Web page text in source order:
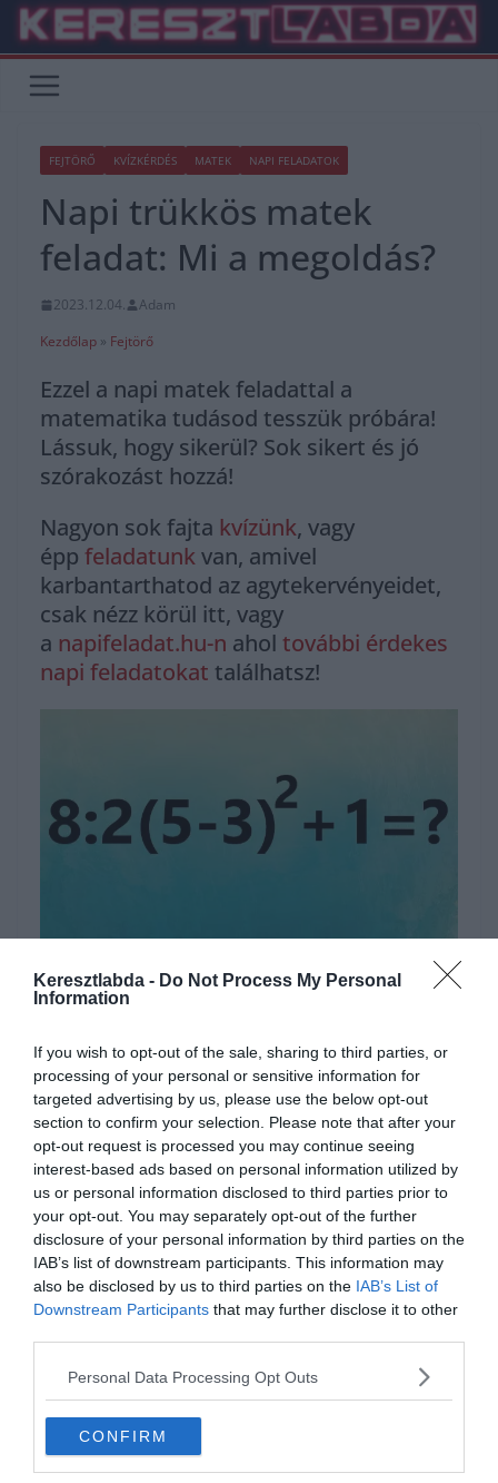
Keresztlabda - Do Not Process My Personal
Information
If you wish to opt-out of the sale, sharing to third parties, or
processing of your personal or sensitive information for
targeted advertising by us, please use the below opt-out
section to confirm your selection. Please note that after your
opt-out request is processed you may continue seeing
interest-based ads based on personal information utilized by
us or personal information disclosed to third parties prior to
your opt-out. You may separately opt-out of the further
disclosure of your personal information by third parties on the
IAB’s list of downstream participants. This information may
also be disclosed by us to third parties on the IAB’s List of
Downstream Participants that may further disclose it to other
Personal Data Processing Opt Outs
CONFIRM
Skip
content
FEJTÖRŐ KVÍZKÉRDÉS MATEK NAPI FELADATOK
Napi trükkös matek
feladat: Mi a megoldás?
2023.12.04.
Adam
Kezdőlap » Fejtörő
Ezzel a napi matek feladattal a
matematika tudásod tesszük próbára!
Lássuk, hogy sikerül? Sok sikert és jó
szórakozást hozzá!
Nagyon sok fajta kvízünk, vagy
épp feladatunkvan, amivel
karbantarthatod az agytekervényeidet,
csak nézz körül itt, vagy
a napifeladat.hu-n ahol további érdekes
napi feladatokat találhatsz!
Mi a megoldás?
9
1